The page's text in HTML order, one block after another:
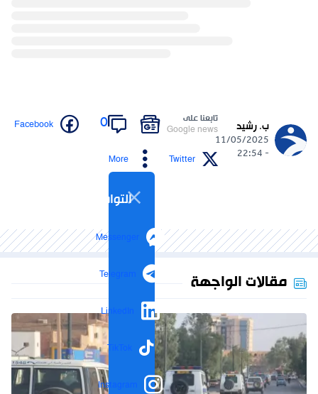
ب. رشيد
11/05/2025
- 22:54
تابعنا على
Google news
0
Facebook
Twitter
More
التواصل الاجتماعي
Messenger
Telegram
LinkedIn
TikTok
Instagram
مقالات الواجهة